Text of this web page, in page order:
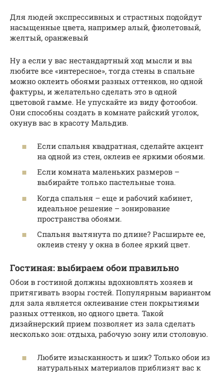
Для людей экспрессивных и страстных подойдут
насыщенные цвета, например алый, фиолетовый,
желтый, оранжевый
Ну а если у вас нестандартный ход мысли и вы
любите все «интересное», тогда стены в спальне
можно оклеить обоями разных оттенков, но одной
фактуры, и желательно сделать это в одной
цветовой гамме. Не упускайте из виду фотообои.
Они способны создать в комнате райский уголок,
окунув вас в красоту Мальдив.
Если спальня квадратная, сделайте акцент
на одной из стен, оклеив ее яркими обоями.
Если комната маленьких размеров –
выбирайте только пастельные тона.
Когда спальня – еще и рабочий кабинет,
идеальное решение – зонирование
пространства обоями.
Спальня вытянута по длине? Расширьте ее,
оклеив стену у окна в более яркий цвет.
Гостиная: выбираем обои правильно
Обои в гостиной должны вдохновлять хозяев и
притягивать взоры гостей. Популярным вариантом
для зала является оклеивание стен покрытиями
разных оттенков, но одного цвета. Такой
дизайнерский прием позволяет из зала сделать
несколько зон: отдыха, рабочую зону или столовую.
Любите изысканность и шик? Только обои из
натуральных материалов приблизят вас к